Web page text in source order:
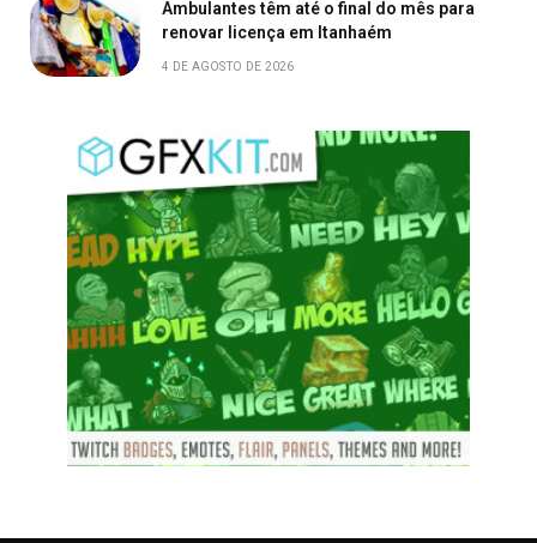
Ambulantes têm até o final do mês para
renovar licença em Itanhaém
4 DE AGOSTO DE 2026